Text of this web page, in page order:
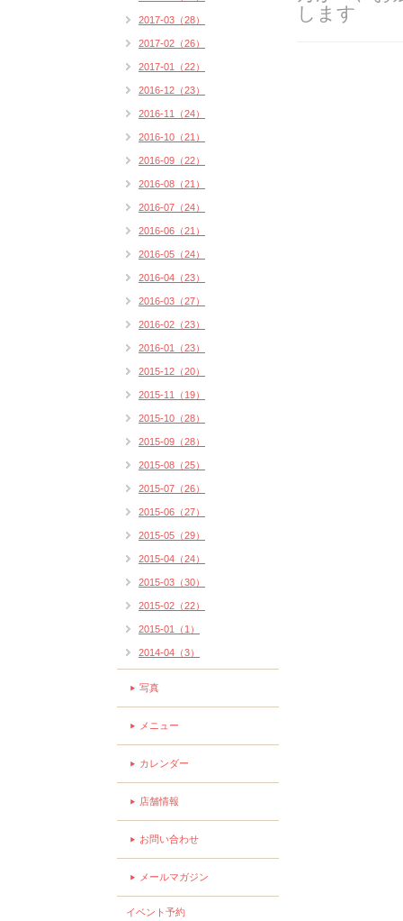
します
2017-03（28）
2017-02（26）
2017-01（22）
2016-12（23）
2016-11（24）
2016-10（21）
2016-09（22）
2016-08（21）
2016-07（24）
2016-06（21）
2016-05（24）
2016-04（23）
2016-03（27）
2016-02（23）
2016-01（23）
2015-12（20）
2015-11（19）
2015-10（28）
2015-09（28）
2015-08（25）
2015-07（26）
2015-06（27）
2015-05（29）
2015-04（24）
2015-03（30）
2015-02（22）
2015-01（1）
2014-04（3）
写真
メニュー
カレンダー
店舗情報
お問い合わせ
メールマガジン
イベント予約